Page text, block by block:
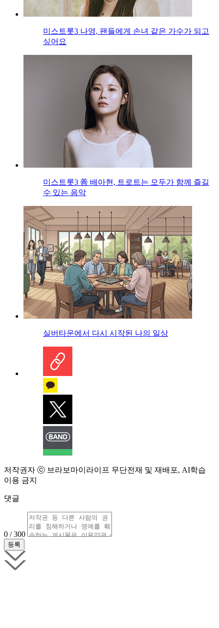
미스트롯3 나영, 팬들에게 손녀 같은 가수가 되고
싶어요
미스트롯3 善 배아현, 트로트는 모두가 함께 즐길
수 있는 음악
실버타운에서 다시 시작된 나의 일상
저작권자 ⓒ 브라보마이라이프 무단전재 및 재배포, AI학습
이용 금지
댓글
0 / 300